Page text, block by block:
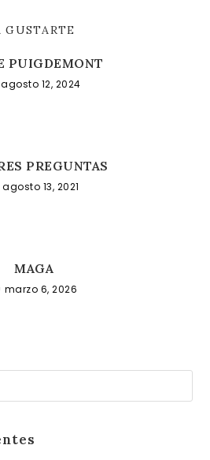
PUIGDEMONT
agosto 12, 2024
PREGUNTAS
agosto 13, 2021
MAGA
marzo 6, 2026